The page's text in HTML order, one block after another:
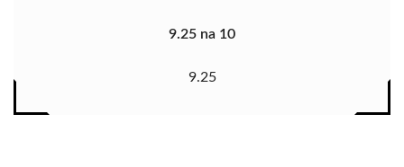
9.25 na 10
9.25